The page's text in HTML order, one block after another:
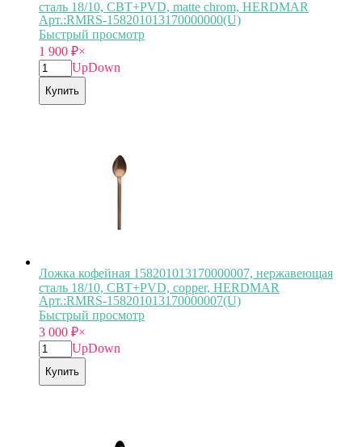
сталь 18/10, CBT+PVD, matte chrom, HERDMAR
Арт.:RMRS-158201013170000000(U)
Быстрый просмотр
1 900 ₽×
UpDown
Купить
Ложка кофейная 158201013170000007, нержавеющая
сталь 18/10, CBT+PVD, copper, HERDMAR
Арт.:RMRS-158201013170000007(U)
Быстрый просмотр
3 000 ₽×
UpDown
Купить